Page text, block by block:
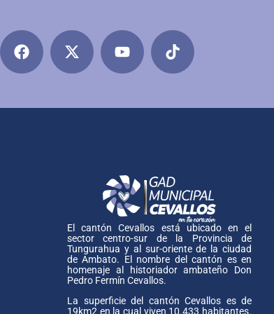
El cantón Cevallos está ubicado en el
sector centro-sur de la Provincia de
Tungurahua y al sur-oriente de la ciudad
de Ambato. El nombre del cantón es en
homenaje al historiador ambateño Don
Pedro Fermín Cevallos.
La superficie del cantón Cevallos es de